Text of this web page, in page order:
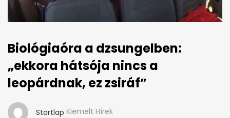
Biológiaóra a dzsungelben:
„ekkora hátsója nincs a
leopárdnak, ez zsiráf”
Startlap Kiemelt Hírek